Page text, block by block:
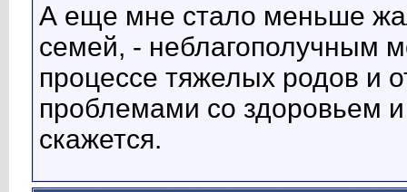
А еще мне стало меньше
семей, - неблагополучным
процессе тяжелых родов и
проблемами со здоровьем
скажется.